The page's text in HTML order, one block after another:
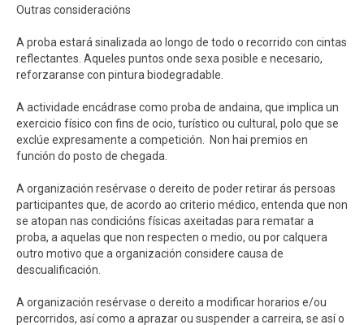
Outras consideracións
A proba estará sinalizada ao longo de todo o recorrido con cintas
reflectantes. Aqueles puntos onde sexa posible e necesario,
reforzaranse con pintura biodegradable.
A actividade encádrase como proba de andaina, que implica un
exercicio físico con fins de ocio, turístico ou cultural, polo que se
exclúe expresamente a competición. Non hai premios en
función do posto de chegada.
A organización resérvase o dereito de poder retirar ás persoas
participantes que, de acordo ao criterio médico, entenda que non
se atopan nas condicións físicas axeitadas para rematar a
proba, a aquelas que non respecten o medio, ou por calquera
outro motivo que a organización considere causa de
descualificación.
A organización resérvase o dereito a modificar horarios e/ou
percorridos, así como a aprazar ou suspender a carreira, se así o